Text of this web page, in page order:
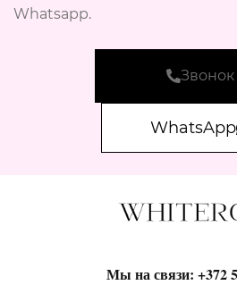
Whatsapp.
Звонок
WhatsApp
Мы на связи: +372